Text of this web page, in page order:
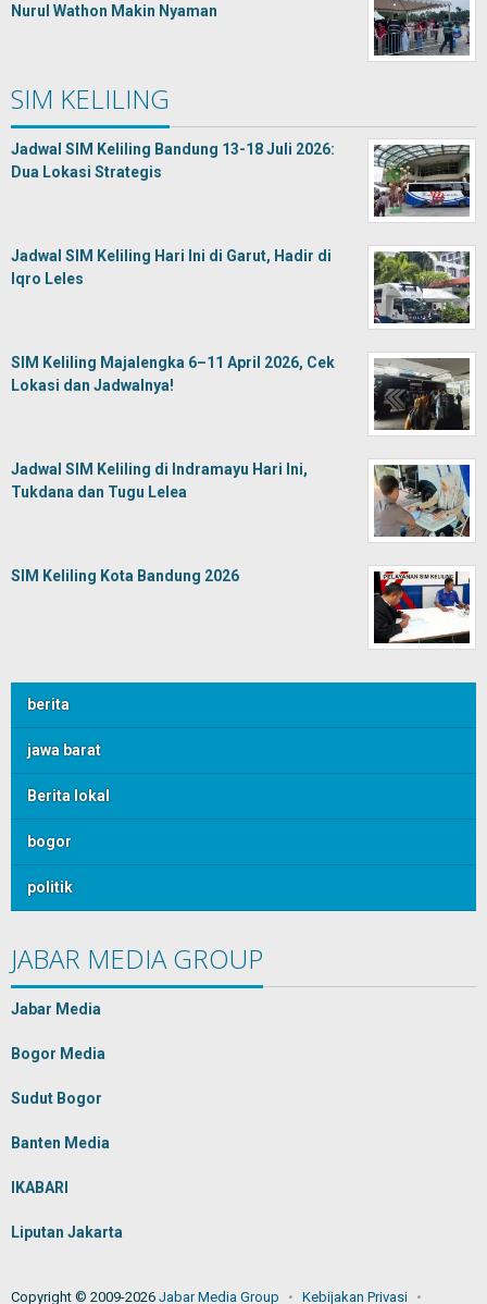
Nurul Wathon Makin Nyaman
SIM KELILING
Jadwal SIM Keliling Bandung 13-18 Juli 2026:
Dua Lokasi Strategis
Jadwal SIM Keliling Hari Ini di Garut, Hadir di
Iqro Leles
SIM Keliling Majalengka 6–11 April 2026, Cek
Lokasi dan Jadwalnya!
Jadwal SIM Keliling di Indramayu Hari Ini,
Tukdana dan Tugu Lelea
SIM Keliling Kota Bandung 2026
berita
jawa barat
Berita lokal
bogor
politik
JABAR MEDIA GROUP
Jabar Media
Bogor Media
Sudut Bogor
Banten Media
IKABARI
Liputan Jakarta
Copyright © 2009-2026 Jabar Media Group Kebijakan Privasi